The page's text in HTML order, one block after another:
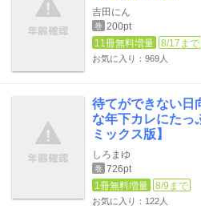
吉田にん
巻 200pt
11冊無料増量
8/17まで
お気に入り：969人
待てができない日
な年下カレにたっ
ミックス版】
しろまゆ
巻 726pt
1冊無料増量
8/9まで
お気に入り：122人